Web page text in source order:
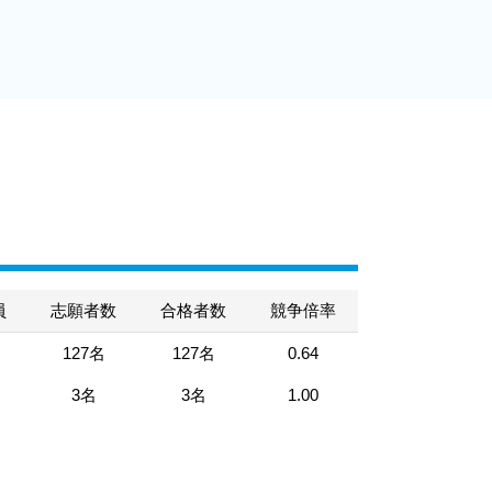
志願者数 合格者数 競争倍率
127名 127名 0.64
3名 3名 1.00